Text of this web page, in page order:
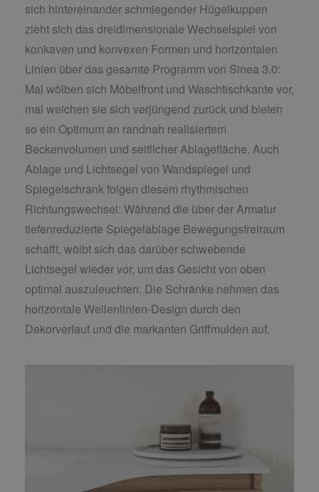
sich hintereinander schmiegender Hügelkuppen
zieht sich das dreidimensionale Wechselspiel von
konkaven und konvexen Formen und horizontalen
Linien über das gesamte Programm von Sinea 3.0:
Mal wölben sich Möbelfront und Waschtischkante vor,
mal weichen sie sich verjüngend zurück und bieten
so ein Optimum an randnah realisiertem
Beckenvolumen und seitlicher Ablagefläche. Auch
Ablage und Lichtsegel von Wandspiegel und
Spiegelschrank folgen diesem rhythmischen
Richtungswechsel: Während die über der Armatur
tiefenreduzierte Spiegelablage Bewegungsfreiraum
schafft, wölbt sich das darüber schwebende
Lichtsegel wieder vor, um das Gesicht von oben
optimal auszuleuchten. Die Schränke nehmen das
horizontale Wellenlinien-Design durch den
Dekorverlauf und die markanten Griffmulden auf.